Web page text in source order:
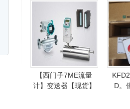
【西门子7ME流量
计】变送器【现货】
D。